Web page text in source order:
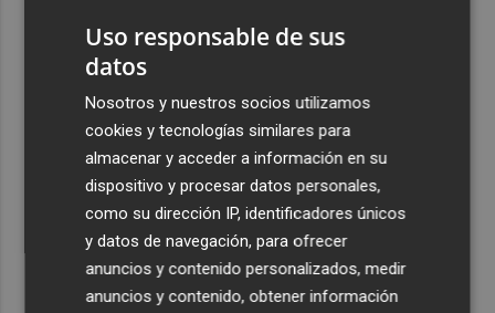
seguridad por el eclipse del día 12, con más de 24.000
efectivos
El Ayuntamiento de València lanza un decálogo para
seguir el eclipse con seguridad
Jorge Martín logra su primera 'pole position' en
Silverstone, con nuevo récord
Uso responsable de sus
datos
Nosotros y nuestros socios utilizamos
cookies y tecnologías similares para
almacenar y acceder a información en su
dispositivo y procesar datos personales,
como su dirección IP, identificadores únicos
y datos de navegación, para ofrecer
anuncios y contenido personalizados, medir
anuncios y contenido, obtener información